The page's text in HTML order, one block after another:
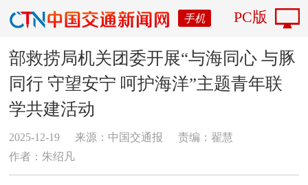
手机 PC版
部救捞局机关团委开展“与海同心 与豚
同行 守望安宁 呵护海洋”主题青年联
学共建活动
2025-12-19 来源：中国交通报
责编：翟慧
作者：朱绍凡